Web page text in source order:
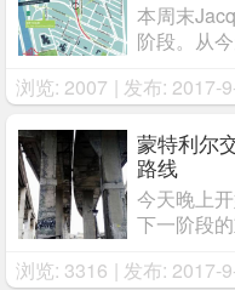
本周末
阶段。从
大桥前往
闭1 ...
浏览: 2007 | 发布: 2017-
蒙特利尔
路线
今天晚上
下一阶段
月，在此
浏览: 3316 | 发布: 2017-